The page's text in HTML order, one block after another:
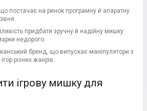
постачає на ринок програмну й апаратну
придбати зручну й надійну мишку
недорого.
бренд, що випускає маніпулятори з
різних жанрів.
ігрову мишку для